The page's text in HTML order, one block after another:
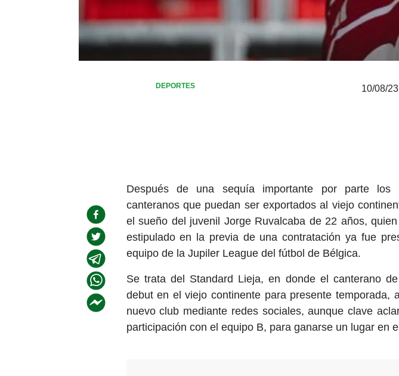
DEPORTES 10/08/
Después de una sequía importante por parte
canteranos que puedan ser exportados al viejo
el sueño del juvenil Jorge Ruvalcaba de 22 años,
estipulado en la previa de una contratación ya fue
equipo de la Jupiler League del fútbol de Bélgica.
Se trata del Standard Lieja, en donde el canterano
debut en el viejo continente para presente temporada,
nuevo club mediante redes sociales, aunque clave
participación con el equipo B, para ganarse un lugar en